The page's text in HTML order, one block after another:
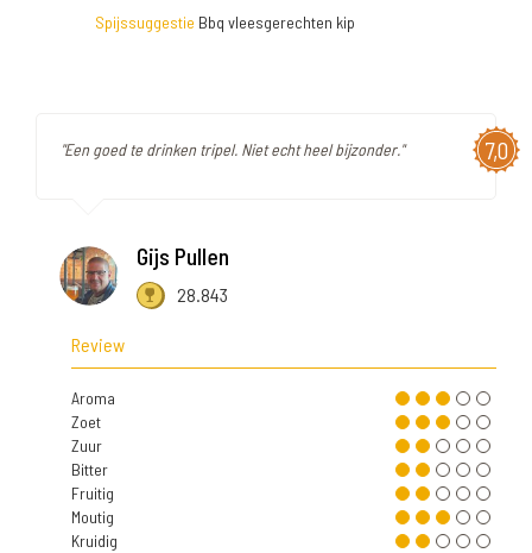
Spijssuggestie Bbq vleesgerechten kip
7,0
"Een goed te drinken tripel. Niet echt heel bijzonder."
Gijs Pullen
28.843
Review
Aroma
Zoet
Zuur
Bitter
Fruitig
Moutig
Kruidig